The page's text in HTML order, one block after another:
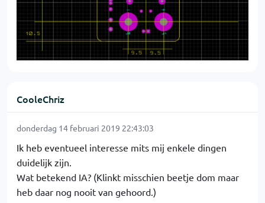
CooleChriz
donderdag 14 februari 2019 22:43:03
Ik heb eventueel interesse mits mij enkele dingen
duidelijk zijn.
Wat betekend IA? (Klinkt misschien beetje dom maar
heb daar nog nooit van gehoord.)